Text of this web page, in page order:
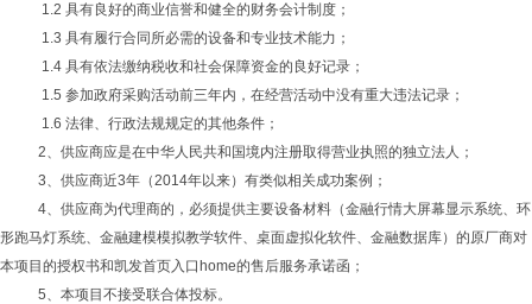
1.2 具有良好的商业信誉和健全的财务会计制度；
1.3 具有履行合同所必需的设备和专业技术能力；
1.4 具有依法缴纳税收和社会保障资金的良好记录；
1.5 参加政府采购活动前三年内，在经营活动中没有重大违法记录；
1.6 法律、行政法规规定的其他条件；
2、供应商应是在中华人民共和国境内注册取得营业执照的独立法人；
3、供应商近3年（2014年以来）有类似相关成功案例；
4、供应商为代理商的，必须提供主要设备材料（金融行情大屏幕显示系统、环
形跑马灯系统、金融建模模拟教学软件、桌面虚拟化软件、金融数据库）的原厂商对
本项目的授权书和凯发首页入口home的售后服务承诺函；
5、本项目不接受联合体投标。